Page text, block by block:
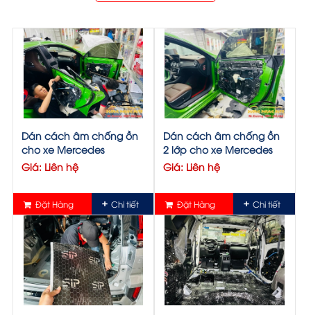
Dán cách âm chống ồn
cho xe Mercedes
Giá: Liên hệ
Đặt Hàng Chi tiết
Dán cách âm chống ồn
2 lớp cho xe Mercedes
Giá: Liên hệ
Đặt Hàng Chi tiết